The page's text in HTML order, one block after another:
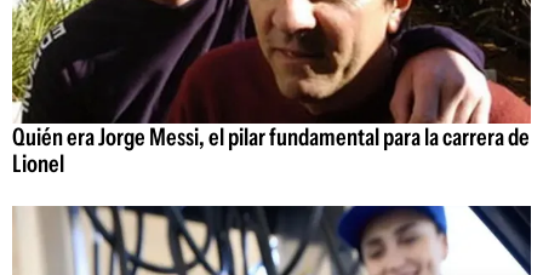
Quién era Jorge Messi, el pilar fundamental para la carrera de
Lionel